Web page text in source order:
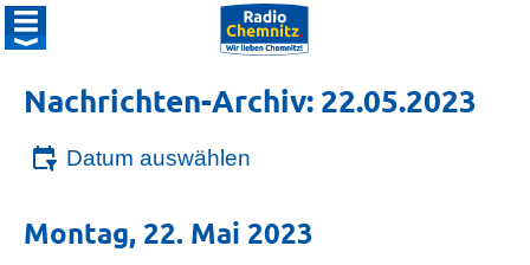
Nachrichten-Archiv: 22.05.2023
Datum auswählen
Montag, 22. Mai 2023